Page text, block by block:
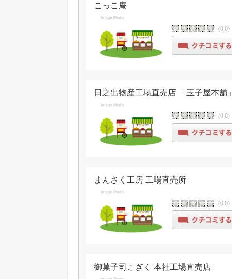
こっこ庵
(0.0)
日之出物産工場直売店 「玉子屋本舗」
(0.0)
まんさく工房 工場直売所
(0.0)
御菓子司こぎく 本社工場直売店